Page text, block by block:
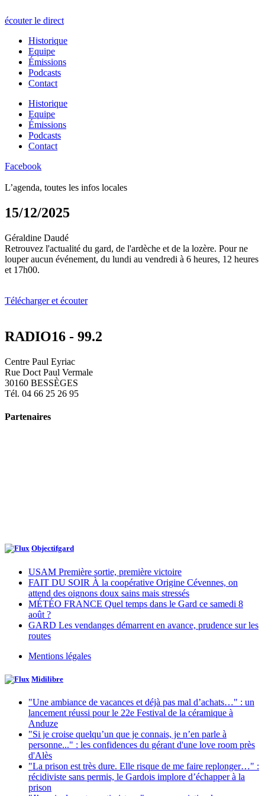
écouter le direct
Historique
Equipe
Émissions
Podcasts
Contact
Historique
Equipe
Émissions
Podcasts
Contact
Facebook
L’agenda, toutes les infos locales
15/12/2025
Géraldine Daudé
Retrouvez l'actualité du gard, de l'ardèche et de la lozère. Pour ne
louper aucun événement, du lundi au vendredi à 6 heures, 12 heures
et 17h00.
Télécharger et écouter
RADIO16 - 99.2
Centre Paul Eyriac
Rue Doct Paul Vermale
30160 BESSÈGES
Tél. 04 66 25 26 95
Partenaires
Objectifgard
USAM Première sortie, première victoire
FAIT DU SOIR À la coopérative Origine Cévennes, on
attend des oignons doux sains mais stressés
MÉTÉO FRANCE Quel temps dans le Gard ce samedi 8
août ?
GARD Les vendanges démarrent en avance, prudence sur les
routes
Mentions légales
Midilibre
"Une ambiance de vacances et déjà pas mal d’achats…" : un
lancement réussi pour le 22e Festival de la céramique à
Anduze
"Si je croise quelqu’un que je connais, je n’en parle à
personne..." : les confidences du gérant d'une love room près
d'Alès
"La prison est très dure. Elle risque de me faire replonger…" :
récidiviste sans permis, le Gardois implore d’échapper à la
prison